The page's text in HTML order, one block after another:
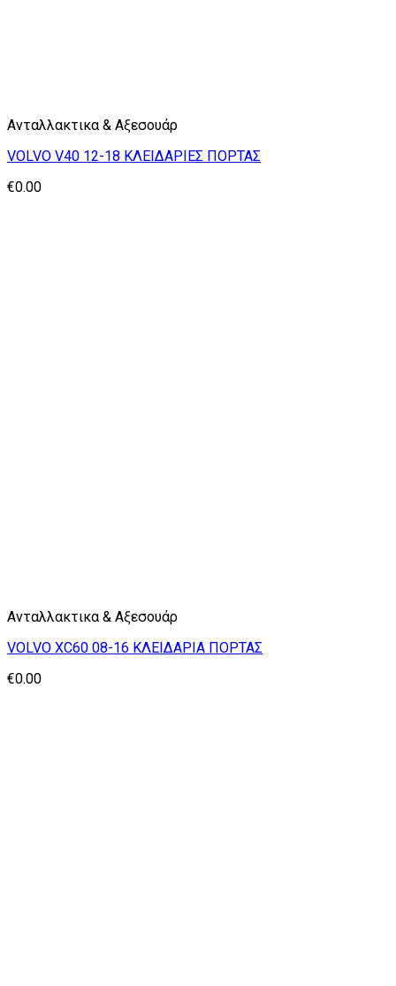
Ανταλλακτικα & Αξεσουάρ
VOLVO V40 12-18 ΚΛΕΙΔΑΡΙΕΣ ΠΟΡΤΑΣ
€0.00
Ανταλλακτικα & Αξεσουάρ
VOLVO XC60 08-16 ΚΛΕΙΔΑΡΙΑ ΠΟΡΤΑΣ
€0.00